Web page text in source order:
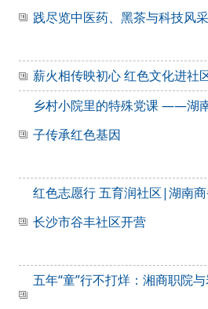
践尽览中医药、黑茶与科技风采
薪火相传映初心 红色文化进社
乡村小院里的特殊党课 ——湖
子传承红色基因
红色志愿行 五育润社区|湖南
长沙市谷丰社区开营
五年“童”行不打烊：湘商职院